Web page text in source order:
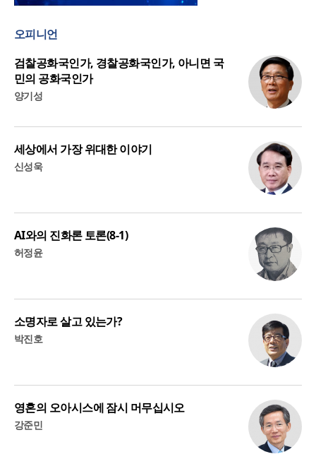
오피니언
검찰공화국인가, 경찰공화국인가, 아니면 국
민의 공화국인가
양기성
세상에서 가장 위대한 이야기
신성욱
AI와의 진화론 토론(8-1)
허정윤
소명자로 살고 있는가?
박진호
영혼의 오아시스에 잠시 머무십시오
강준민